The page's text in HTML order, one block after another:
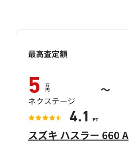
スズキ ハスラー 660 A
最高査定額
5 万
円 ～
ネクステージ
4.1 PT